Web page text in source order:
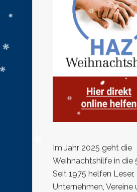
Im Jahr 2025 geht die
Weihnachtshilfe in die
Seit 1975 helfen Leser,
Unternehmen, Vereine